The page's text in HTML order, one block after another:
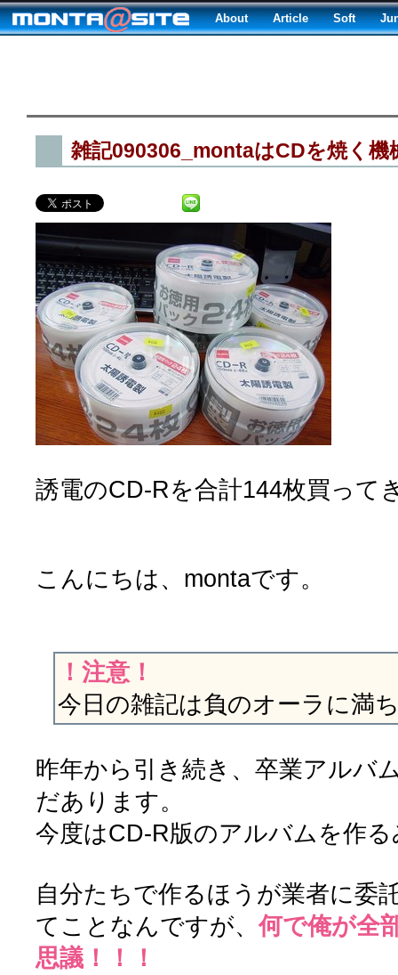
About Article Soft
雑記090306_montaはCDを焼く機
誘電のCD-Rを合計144枚買って
こんにちは、montaです。
！注意！
今日の雑記は負のオーラに満
昨年から引き続き、卒業アルバ
だあります。
今度はCD-R版のアルバムを作
自分たちで作るほうが業者に委
てことなんですが、 何で俺が全
思議！！！